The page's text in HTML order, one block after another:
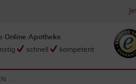
Online Apotheke
schnell kompetent